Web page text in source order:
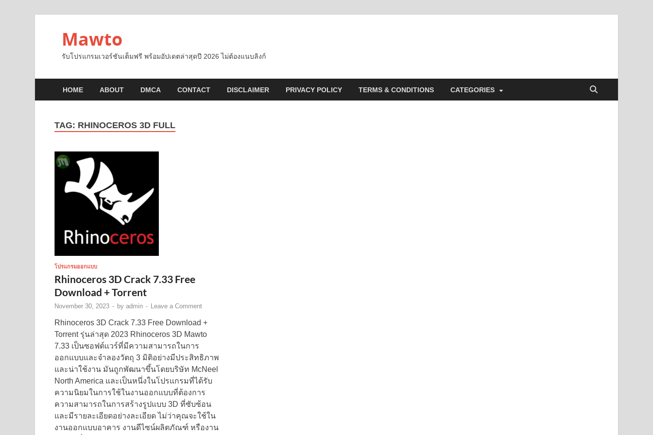
Mawto
รับโปรแกรมเวอร์ชันเต็มฟรี พร้อมอัปเดตล่าสุดปี 2026 ไม่ต้องแนบลิงก์
HOME ABOUT DMCA CONTACT DISCLAIMER PRIVACY POLICY TERMS & CONDITIONS CATEGORIES
TAG: RHINOCEROS 3D FULL
โปรแกรมออกแบบ
Rhinoceros 3D Crack 7.33 Free
Download + Torrent
November 30, 2023 - by admin - Leave a Comment
Rhinoceros 3D Crack 7.33 Free Download +
Torrent รุ่นล่าสุด 2023 Rhinoceros 3D Mawto
7.33 เป็นซอฟต์แวร์ที่มีความสามารถในการ
ออกแบบและจำลองวัตถุ 3 มิติอย่างมีประสิทธิภาพ
และน่าใช้งาน มันถูกพัฒนาขึ้นโดยบริษัท McNeel
North America และเป็นหนึ่งในโปรแกรมที่ได้รับ
ความนิยมในการใช้ในงานออกแบบที่ต้องการ
ความสามารถในการสร้างรูปแบบ 3D ที่ซับซ้อน
และมีรายละเอียดอย่างละเอียด ไม่ว่าคุณจะใช้ใน
งานออกแบบอาคาร งานดีไซน์ผลิตภัณฑ์ หรืองาน